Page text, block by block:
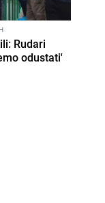
Rudari
odustati'